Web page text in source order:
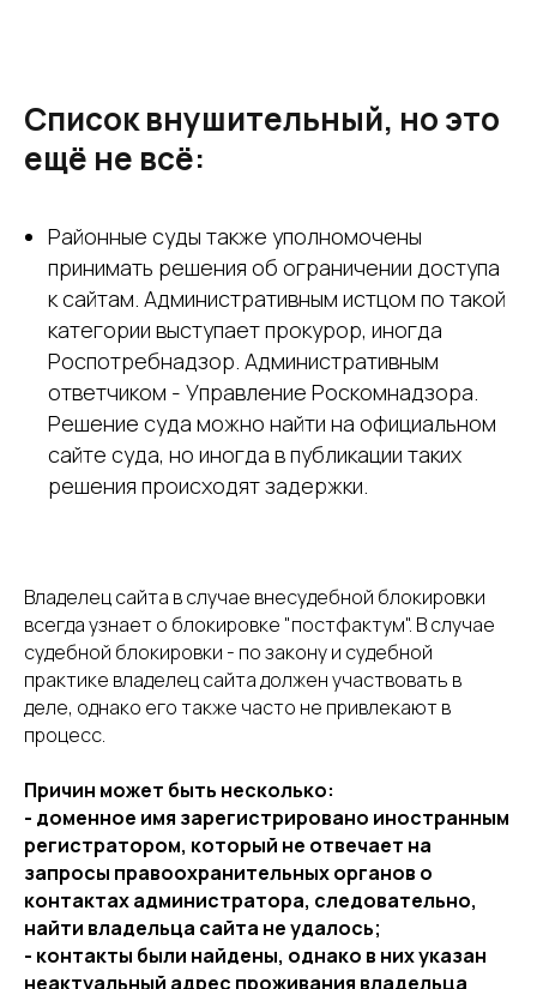
Список внушительный, но это
ещё не всё:
Районные суды также уполномочены
принимать решения об ограничении доступа
к сайтам. Административным истцом по такой
категории выступает прокурор, иногда
Роспотребнадзор. Административным
ответчиком - Управление Роскомнадзора.
Решение суда можно найти на официальном
сайте суда, но иногда в публикации таких
решения происходят задержки.
Владелец сайта в случае внесудебной блокировки
всегда узнает о блокировке "постфактум". В случае
судебной блокировки - по закону и судебной
практике владелец сайта должен участвовать в
деле, однако его также часто не привлекают в
процесс.
Причин может быть несколько:
- доменное имя зарегистрировано иностранным
регистратором, который не отвечает на
запросы правоохранительных органов о
контактах администратора, следовательно,
найти владельца сайта не удалось;
- контакты были найдены, однако в них указан
неактуальный адрес проживания владельца